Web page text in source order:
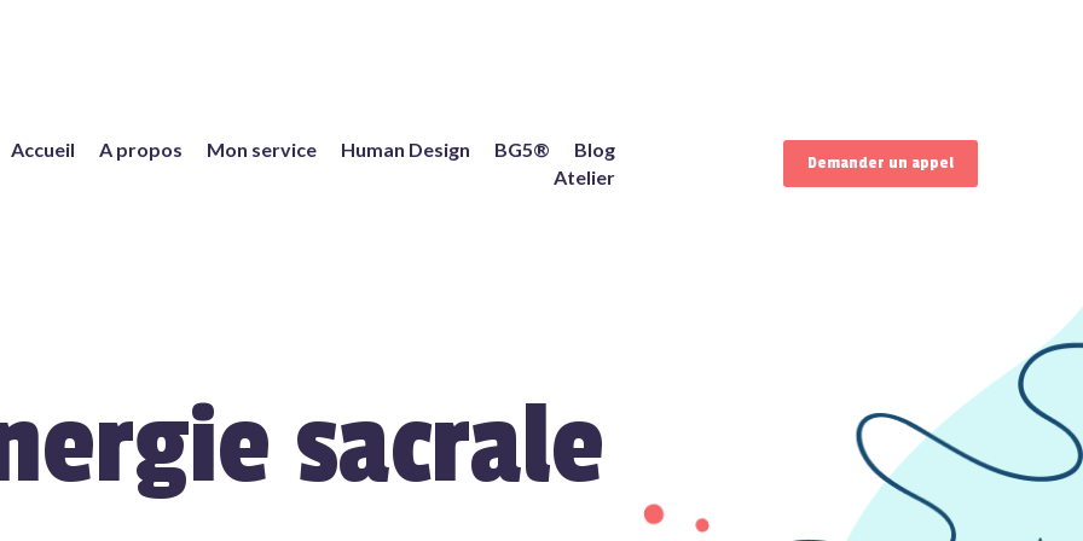
Accueil A propos Mon service Human Design BG5®
Blog
Atelier
Demander un appel
sacrale